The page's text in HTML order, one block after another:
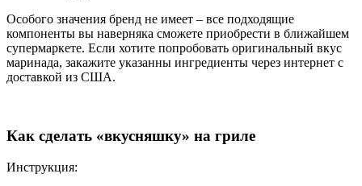
Особого значения бренд не имеет – все подходящие
компоненты вы наверняка сможете приобрести в ближайшем
супермаркете. Если хотите попробовать оригинальный вкус
маринада, закажите указанны ингредиенты через интернет с
доставкой из США.
Как сделать «вкусняшку» на гриле
Инструкция: